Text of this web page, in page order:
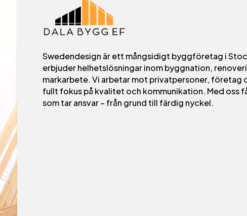
Swedendesign är ett mångsidigt byggföretag i
erbjuder helhetslösningar inom byggnation,
markarbete. Vi arbetar mot privatpersoner, företag
fullt fokus på kvalitet och kommunikation. Med oss
som tar ansvar – från grund till färdig nyckel.